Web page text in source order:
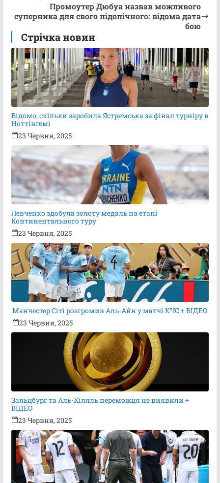
Промоутер Дюбуа назвав можливого
суперника для свого підопічного: відома дата
бою
Стрічка новин
Відомо, скільки заробила Ястремська за фінал турніру в
Ноттінгемі
23 Червня, 2025
Левченко здобула золоту медаль на етапі
Континентального туру
23 Червня, 2025
Манчестер Сіті розгромив Аль-Айн у матчі КЧС + ВІДЕО
23 Червня, 2025
Зальцбург та Аль-Хіляль переможця не виявили +
ВІДЕО
23 Червня, 2025